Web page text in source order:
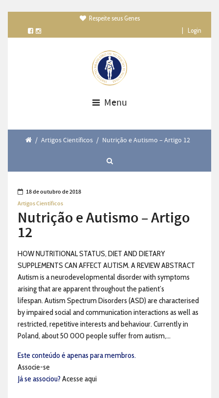
Respeite seus Genes
Login
Menu
/ Artigos Científicos / Nutrição e Autismo – Artigo 12
18 de outubro de 2018
Artigos Científicos
Nutrição e Autismo – Artigo
12
HOW NUTRITIONAL STATUS, DIET AND DIETARY
SUPPLEMENTS CAN AFFECT AUTISM. A REVIEW ABSTRACT
Autism is a neurodevelopmental disorder with symptoms
arising that are apparent throughout the patient’s
lifespan. Autism Spectrum Disorders (ASD) are characterised
by impaired social and communication interactions as well as
restricted, repetitive interests and behaviour. Currently in
Poland, about 50 000 people suffer from autism,...
Este conteúdo é apenas para membros.
Associe-se
Já se associou? Acesse aqui